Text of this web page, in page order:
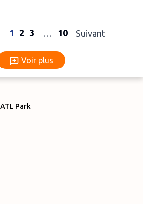
1 2 3 … 10 Suivant
Voir plus
Voir plus
ATL Park